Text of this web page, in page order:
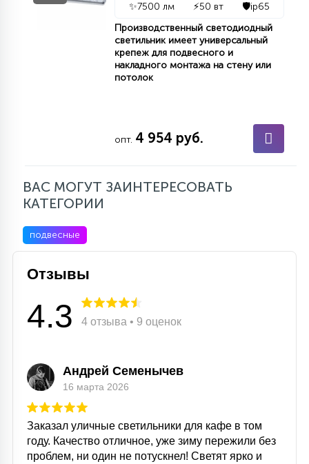
С УПРАВЛЕНИЕМ
АКСЕССУАРЫ
✨7500 лм ⚡50 вт 🛡️ip65
Производственный светодиодный
светильник имеет универсальный
крепеж для подвесного и
накладного монтажа на стену или
потолок
опт. 4 954 руб.
ВАС МОГУТ ЗАИНТЕРЕСОВАТЬ
КАТЕГОРИИ
подвесные
Отзывы
4.3 4 отзыва • 9 оценок
Андрей Семенычев
16 марта 2026
Заказал уличные светильники для кафе в том
году. Качество отличное, уже зиму пережили без
проблем, ни один не потускнел! Светят ярко и